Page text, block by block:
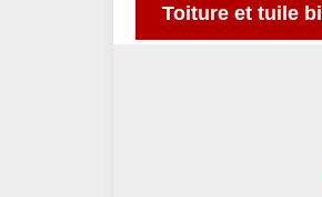
Toiture et tuile